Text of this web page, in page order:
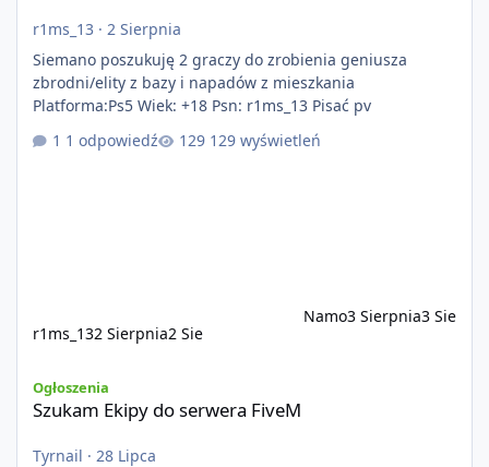
r1ms_13 · 2 Sierpnia
Siemano poszukuję 2 graczy do zrobienia geniusza
zbrodni/elity z bazy i napadów z mieszkania
Platforma:Ps5 Wiek: +18 Psn: r1ms_13 Pisać pv
1 odpowiedź
129 wyświetleń
r1ms_132 Sierpnia2 Sie
Namo3 Sierpnia3 Sie
Ogłoszenia
Szukam Ekipy do serwera FiveM
Tyrnail · 28 Lipca